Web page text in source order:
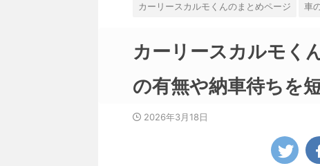
カーリースカルモくんのまとめページ 車
カーリースカルモく
の有無や納車待ちを
2026年3月18日